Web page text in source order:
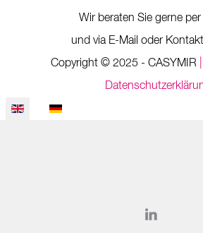
Wir beraten Sie gerne per
und via E-Mail oder
Copyright © 2025 - CASYMIR
Select your language